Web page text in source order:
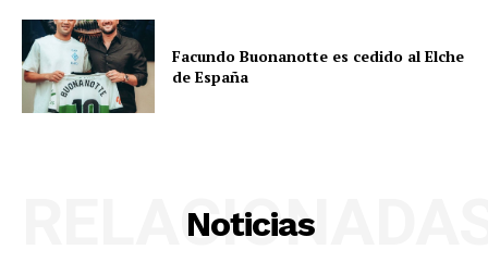
Facundo Buonanotte es cedido al Elche
de España
Noticias